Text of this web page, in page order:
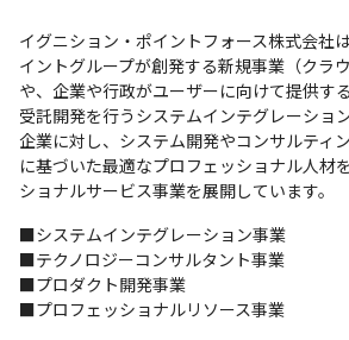
イグニション・ポイントフォース株式会社
イントグループが創発する新規事業（クラ
や、企業や行政がユーザーに向けて提供す
受託開発を行うシステムインテグレーショ
企業に対し、システム開発やコンサルティ
に基づいた最適なプロフェッショナル人材
ショナルサービス事業を展開しています。
■システムインテグレーション事業
■テクノロジーコンサルタント事業
■プロダクト開発事業
■プロフェッショナルリソース事業